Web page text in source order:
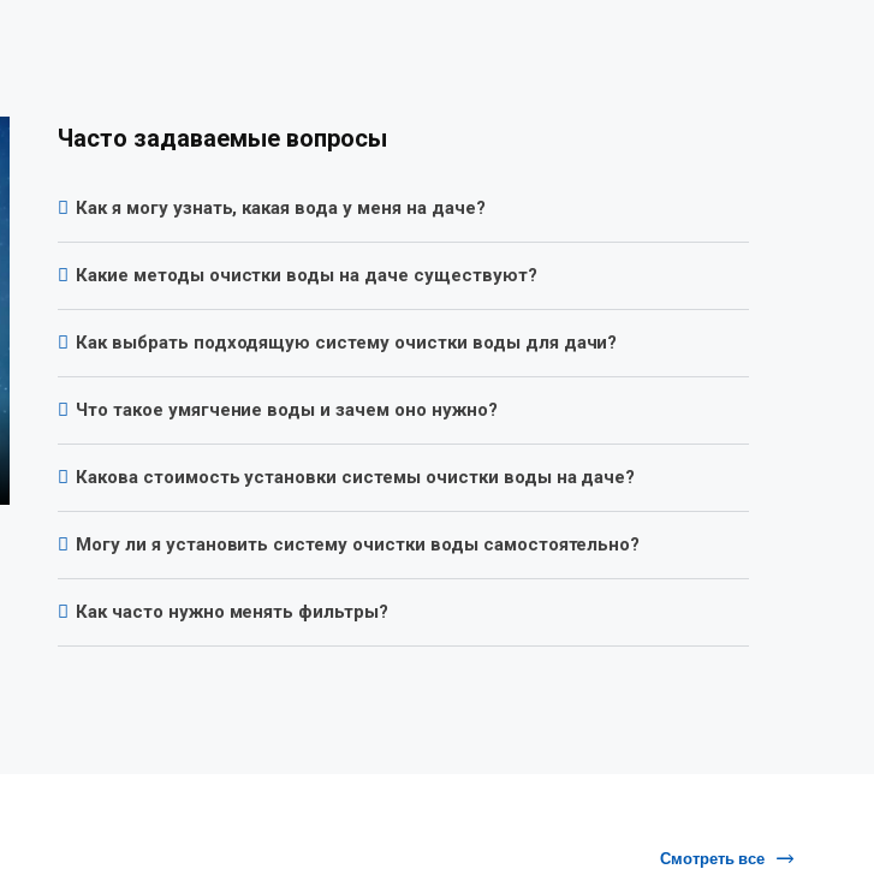
Часто задаваемые вопросы
Как я могу узнать, какая вода у меня на даче?
Какие методы очистки воды на даче существуют?
Как выбрать подходящую систему очистки воды для дачи?
Что такое умягчение воды и зачем оно нужно?
Какова стоимость установки системы очистки воды на даче?
Могу ли я установить систему очистки воды самостоятельно?
Как часто нужно менять фильтры?
Смотреть все